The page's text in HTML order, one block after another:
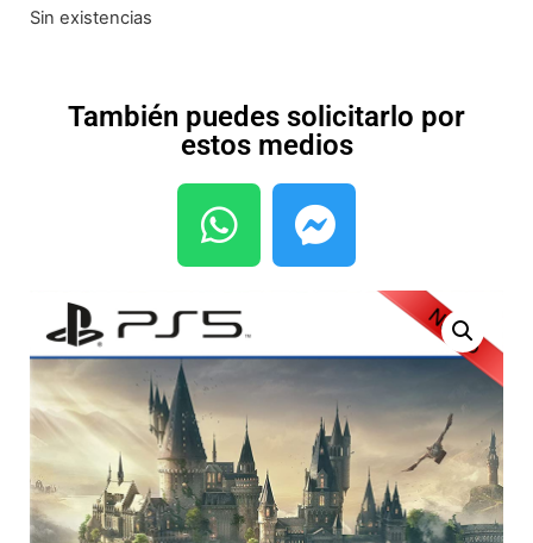
Sin existencias
También puedes solicitarlo por
estos medios